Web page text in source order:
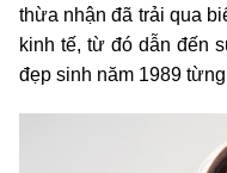
thừa nhận đã trải qua
kinh tế, từ đó dẫn đến
đẹp sinh năm 1989